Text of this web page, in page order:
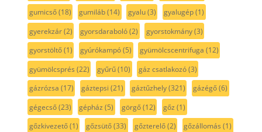
gumicső(18) gumiláb(14) gyalu(3) gyalugép(1)
gyerekzár(2) gyorsdaraboló(2) gyorstokmány(3)
gyorstöltő(1) gyúrókampó(5) gyümölcscentrifuga (12)
gyümölcsprés (22) gyűrű(10) gáz csatlakozó(3)
gázrózsa (17) gáztepsi (21) gáztűzhely(321) gázégő(6)
gégecső(23) gépház (5) görgő(12) gőz (1)
gőzkivezető(1) gőzsütő(33) gőzterelő(2) gőzállomás (1)